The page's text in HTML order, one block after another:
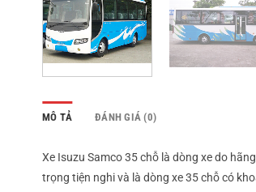
MÔ TẢ ĐÁNH GIÁ (0)
Xe Isuzu Samco 35 chỗ là dòng xe do
trọng tiện nghi và là dòng xe 35 chỗ có